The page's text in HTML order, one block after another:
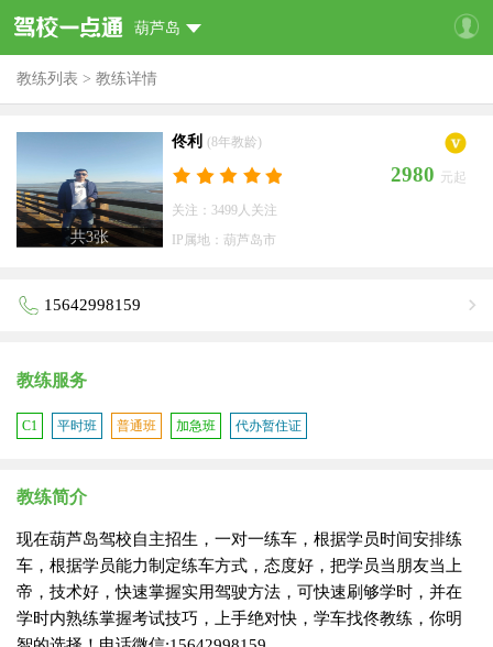
葫芦岛
教练列表 > 教练详情
共3张
佟利 (8年教龄)
2980 元起
关注：3499人关注
IP属地：葫芦岛市
15642998159
教练服务
C1 平时班 普通班 加急班 代办暂住证
教练简介
现在葫芦岛驾校自主招生，一对一练车，根据学员时间安排练
车，根据学员能力制定练车方式，态度好，把学员当朋友当上
帝，技术好，快速掌握实用驾驶方法，可快速刷够学时，并在
学时内熟练掌握考试技巧，上手绝对快，学车找佟教练，你明